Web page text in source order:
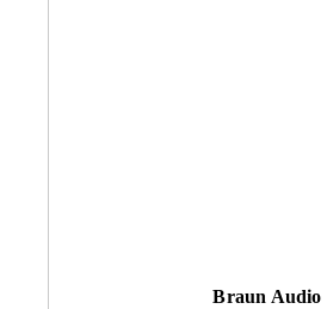
Braun Audio